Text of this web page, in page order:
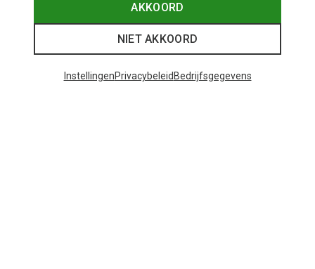
AKKOORD
NIET AKKOORD
InstellingenPrivacybeleid Bedrijfsgegevens